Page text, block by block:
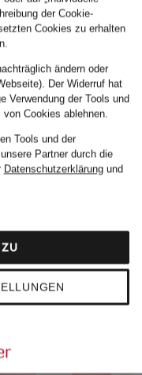
der Cookie-
Cookies zu erhalten
ändern oder
Der Widerruf hat
Verwendung der Tools und
Cookies ablehnen.
Tools und der
Partner durch die
Datenschutzerklärungund